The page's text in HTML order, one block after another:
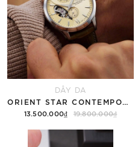
DÂY DA
13.500.000₫ 19.800.000₫